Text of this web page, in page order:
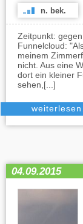
n. bek.
Zeitpunkt:
Funnelcloud:
meinem
nicht. Aus eine
dort ein kleiner
sehen,[...]
04.09.2015